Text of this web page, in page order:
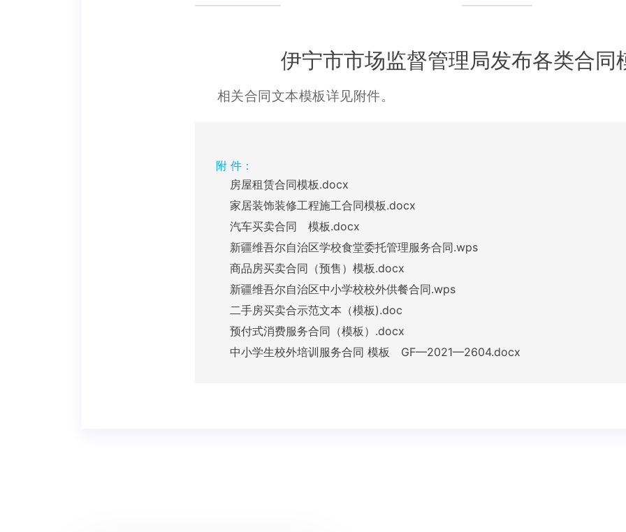
伊宁市市场监督管理局发布各类合同
相关合同文本模板详见附件。
附 件：
房屋租赁合同模板.docx
家居装饰装修工程施工合同模板.docx
汽车买卖合同 模板.docx
新疆维吾尔自治区学校食堂委托管理服务合同.wps
商品房买卖合同（预售）模板.docx
新疆维吾尔自治区中小学校校外供餐合同.wps
二手房买卖合示范文本（模板).doc
预付式消费服务合同（模板）.docx
中小学生校外培训服务合同 模板 GF—2021—2604.docx